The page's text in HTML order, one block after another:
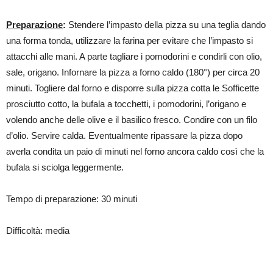
Preparazione: Stendere l’impasto della pizza su una teglia dando
una forma tonda, utilizzare la farina per evitare che l’impasto si
attacchi alle mani. A parte tagliare i pomodorini e condirli con olio,
sale, origano. Infornare la pizza a forno caldo (180°) per circa 20
minuti. Togliere dal forno e disporre sulla pizza cotta le Sofficette
prosciutto cotto, la bufala a tocchetti, i pomodorini, l’origano e
volendo anche delle olive e il basilico fresco. Condire con un filo
d’olio. Servire calda. Eventualmente ripassare la pizza dopo
averla condita un paio di minuti nel forno ancora caldo così che la
bufala si sciolga leggermente.
Tempo di preparazione: 30 minuti
Difficoltà: media